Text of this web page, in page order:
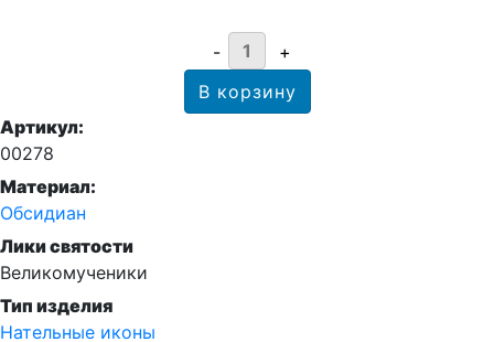
Артикул:
00278
Материал:
Обсидиан
Лики святости
Великомученики
Тип изделия
Нательные иконы